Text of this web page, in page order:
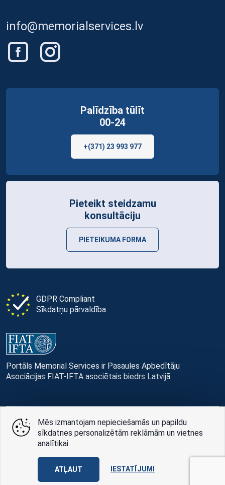
info@memorialservices.lv
GDPR Compliant
Sīkdatņu pārvaldība
Portāls Memorial Services ir Pasaules Apbedītāju
Asociācijas FIAT-IFTA asociētais biedrs Latvijā
Palīdzība tūlīt
00-24
+(371) 23 993 977
Pieteikt steidzamu
konsultāciju
PIETEIKUMA FORMA
© Memorial Services, 2016 — 2026 pr3-g
Privātuma politikai
AABB TEAM
Mēs izmantojam nepieciešamās un papildu
sīkdatnes personalizētām reklāmām un vietnes
analītikai.
ATĻAUT IESTATĪJUMI